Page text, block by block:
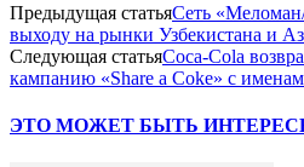
Предыдущая статьяСеть
выходу на рынки Узбекистана и
Следующая статьяCoca-Cola
кампанию «Share a Coke» с
ЭТО МОЖЕТ БЫТЬ